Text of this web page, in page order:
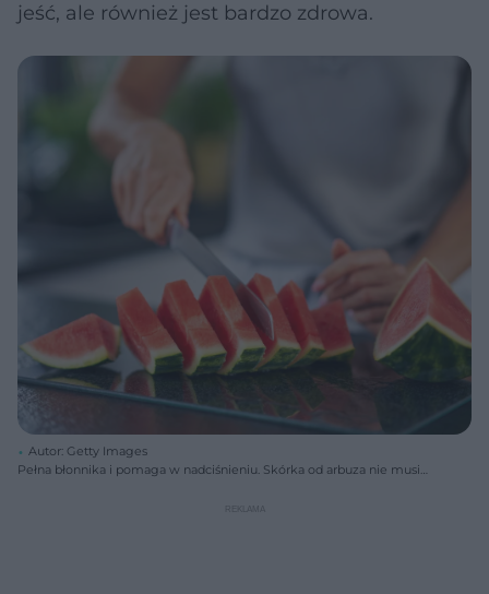
jeść, ale również jest bardzo zdrowa.
Autor: Getty Images
Pełna błonnika i pomaga w nadciśnieniu. Skórka od arbuza nie musi